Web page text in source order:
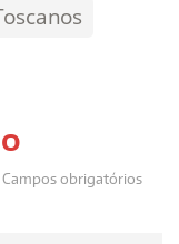
Campos obrigatórios